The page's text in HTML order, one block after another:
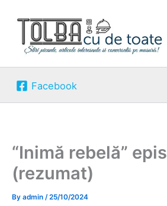
content
Facebook
“Inimă rebelă”
(rezumat)
By admin /25/10/2024